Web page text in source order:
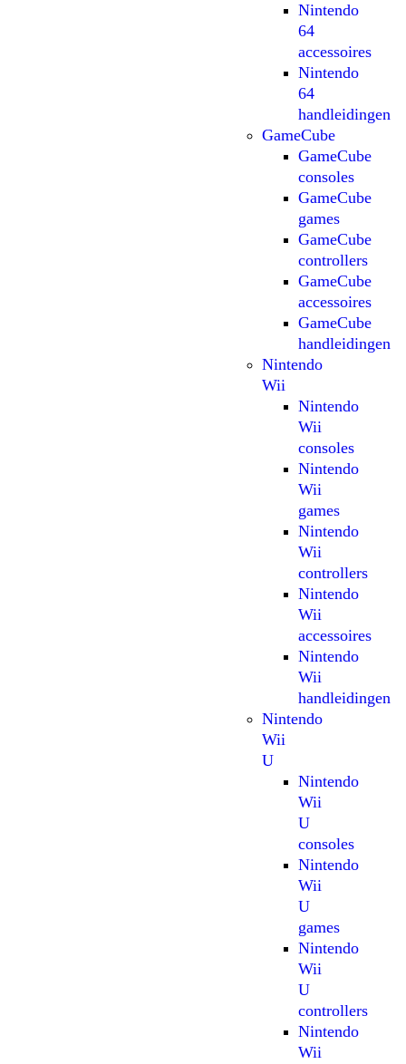
Nintendo
64
accessoires
Nintendo
64
handleidingen
GameCube
GameCube
consoles
GameCube
games
GameCube
controllers
GameCube
accessoires
GameCube
handleidingen
Nintendo
Wii
Nintendo
Wii
consoles
Nintendo
Wii
games
Nintendo
Wii
controllers
Nintendo
Wii
accessoires
Nintendo
Wii
handleidingen
Nintendo
Wii
U
Nintendo
Wii
U
consoles
Nintendo
Wii
U
games
Nintendo
Wii
U
controllers
Nintendo
Wii